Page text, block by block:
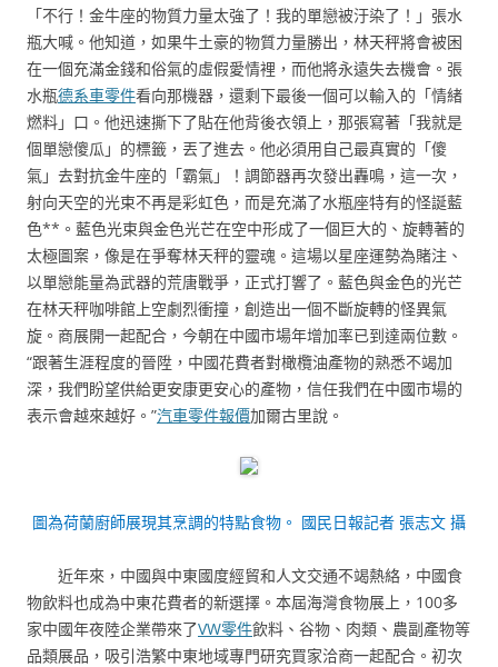
「不行！金牛座的物質力量太強了！我的單戀被汙染了！」張水
瓶大喊。他知道，如果牛土豪的物質力量勝出，林天秤將會被困
在一個充滿金錢和俗氣的虛假愛情裡，而他將永遠失去機會。張
水瓶德系車零件看向那機器，還剩下最後一個可以輸入的「情緒
燃料」口。他迅速撕下了貼在他背後衣領上，那張寫著「我就是
個單戀傻瓜」的標籤，丟了進去。他必須用自己最真實的「傻
氣」去對抗金牛座的「霸氣」！調節器再次發出轟鳴，這一次，
射向天空的光束不再是彩虹色，而是充滿了水瓶座特有的怪誕藍
色**。藍色光束與金色光芒在空中形成了一個巨大的、旋轉著的
太極圖案，像是在爭奪林天秤的靈魂。這場以星座運勢為賭注、
以單戀能量為武器的荒唐戰爭，正式打響了。藍色與金色的光芒
在林天秤咖啡館上空劇烈衝撞，創造出一個不斷旋轉的怪異氣
旋。商展開一起配合，今朝在中國市場年增加率已到達兩位數。
“跟著生涯程度的晉陞，中國花費者對橄欖油產物的熟悉不竭加
深，我們盼望供給更安康更安心的產物，信任我們在中國市場的
表示會越來越好。”汽車零件報價加爾古里說。
圖為荷蘭廚師展現其烹調的特點食物。 國民日報記者 張志文 攝
近年來，中國與中東國度經貿和人文交通不竭熱絡，中國食
物飲料也成為中東花費者的新選擇。本屆海灣食物展上，100多
家中國年夜陸企業帶來了VW零件飲料、谷物、肉類、農副產物等
品類展品，吸引浩繁中東地域專門研究買家洽商一起配合。初次